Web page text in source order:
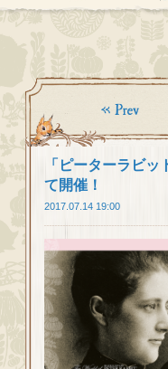
「ピーターラビ
て開催！
2017.07.14 19:00